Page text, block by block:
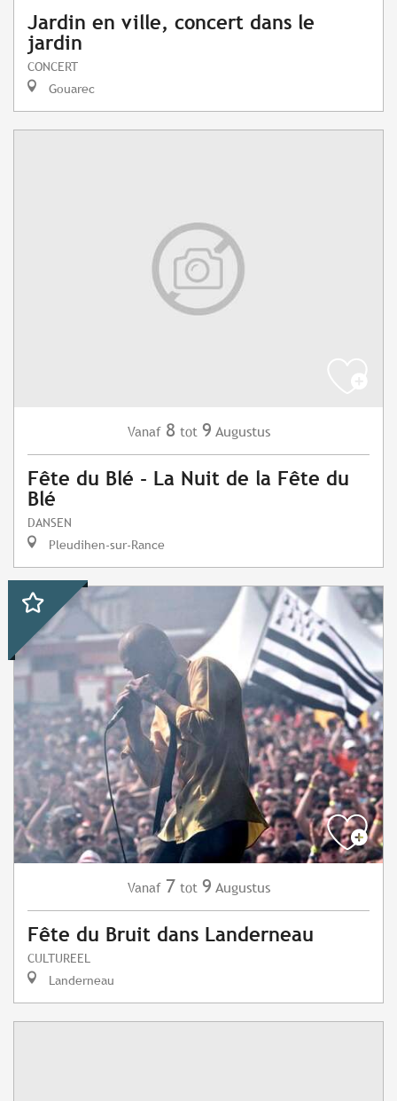
Jardin en ville, concert dans le
jardin
CONCERT
Gouarec
Vanaf 8 tot 9 Augustus
Fête du Blé - La Nuit de la Fête du
Blé
DANSEN
Pleudihen-sur-Rance
Vanaf 7 tot 9 Augustus
Fête du Bruit dans Landerneau
CULTUREEL
Landerneau